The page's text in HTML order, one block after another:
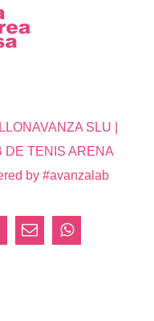
SLU |
DE TENIS ARENA
by #avanzalab
CorreoWhatsApp